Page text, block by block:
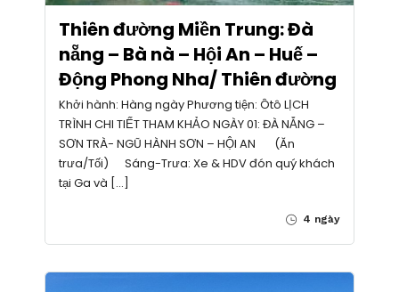
Thiên đường Miền Trung: Đà
nẵng – Bà nà – Hội An – Huế –
Động Phong Nha/ Thiên đường
Khởi hành: Hàng ngày Phương tiện: Ôtô LỊCH
TRÌNH CHI TIẾT THAM KHẢO NGÀY 01: ĐÀ NẴNG –
SƠN TRÀ- NGŨ HÀNH SƠN – HỘI AN (Ăn
trưa/Tối) Sáng-Trưa: Xe & HDV đón quý khách
tại Ga và […]
4 ngày